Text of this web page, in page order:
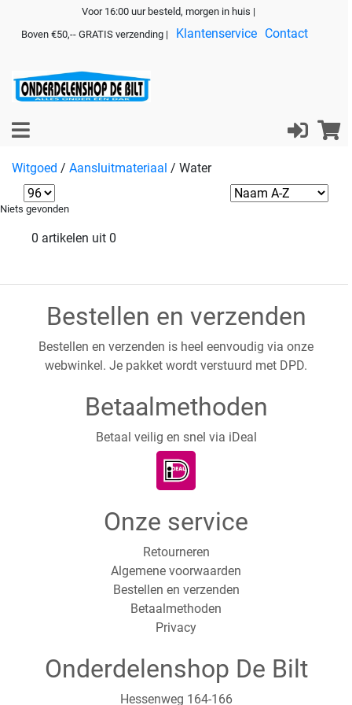
Voor 16:00 uur besteld, morgen in huis |
Boven €50,-- GRATIS verzending |
Klantenservice Contact
Witgoed / Aansluitmateriaal / Water
Niets gevonden
0 artikelen uit 0
Bestellen en verzenden
Bestellen en verzenden is heel eenvoudig via onze
webwinkel. Je pakket wordt verstuurd met DPD.
Betaalmethoden
Betaal veilig en snel via iDeal
Onze service
Retourneren
Algemene voorwaarden
Bestellen en verzenden
Betaalmethoden
Privacy
Onderdelenshop De Bilt
Hessenweg 164-166